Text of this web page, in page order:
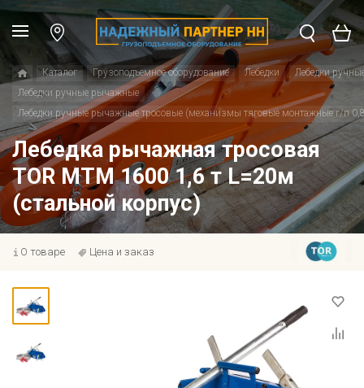
Каталог Грузоподъемное оборудование Лебедки
Лебедки
Лебедки ручные рычажные
Лебедки ручные рычажные тросовые (механизмы тяговые монтажные г/п
Лебедка рычажная тросовая
TOR МТМ 1600 1,6 т L=20м
(стальной корпус)
О товаре Цена и заказ